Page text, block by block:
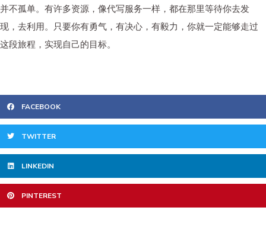
并不孤单。有许多资源，像代写服务一样，都在那里等待你去发
现，去利用。只要你有勇气，有决心，有毅力，你就一定能够走过
这段旅程，实现自己的目标。
FACEBOOK
TWITTER
LINKEDIN
PINTEREST